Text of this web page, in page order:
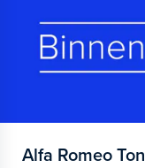
Alfa Romeo